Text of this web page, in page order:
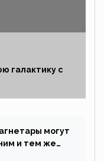
галактику с
могут
и тем же